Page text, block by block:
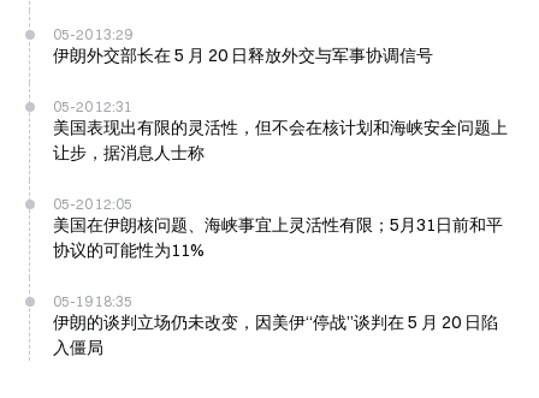
05-20 13:29
伊朗外交部长在 5 月 20 日释放外交与军事协调信号
05-20 12:31
美国表现出有限的灵活性，但不会在核计划和海峡安全问题上
让步，据消息人士称
05-20 12:05
美国在伊朗核问题、海峡事宜上灵活性有限；5月31日前和平
协议的可能性为11%
05-19 18:35
伊朗的谈判立场仍未改变，因美伊“停战”谈判在 5 月 20 日陷
入僵局